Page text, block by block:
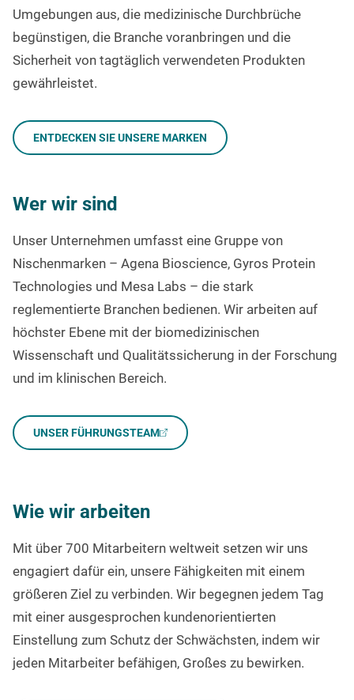
Umgebungen aus, die medizinische Durchbrüche
begünstigen, die Branche voranbringen und die
Sicherheit von tagtäglich verwendeten Produkten
gewährleistet.
ENTDECKEN SIE UNSERE MARKEN
Wer wir sind
Unser Unternehmen umfasst eine Gruppe von
Nischenmarken – Agena Bioscience, Gyros Protein
Technologies und Mesa Labs – die stark
reglementierte Branchen bedienen. Wir arbeiten auf
höchster Ebene mit der biomedizinischen
Wissenschaft und Qualitätssicherung in der Forschung
und im klinischen Bereich.
UNSER FÜHRUNGSTEAM
Wie wir arbeiten
Mit über 700 Mitarbeitern weltweit setzen wir uns
engagiert dafür ein, unsere Fähigkeiten mit einem
größeren Ziel zu verbinden. Wir begegnen jedem Tag
mit einer ausgesprochen kundenorientierten
Einstellung zum Schutz der Schwächsten, indem wir
jeden Mitarbeiter befähigen, Großes zu bewirken.